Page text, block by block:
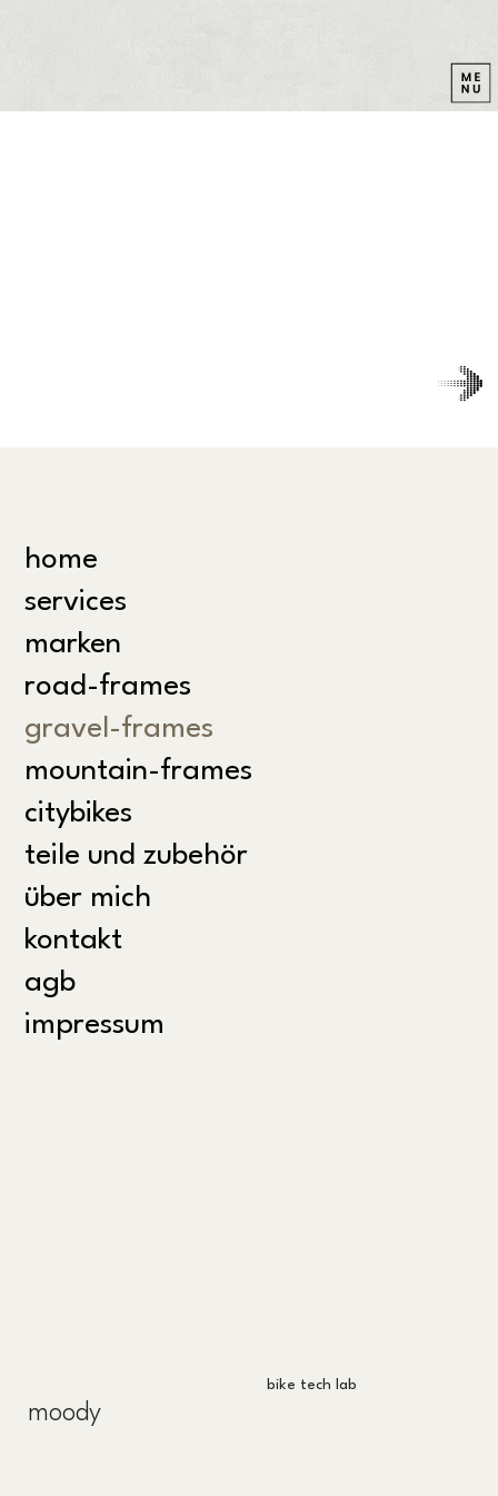
home
services
marken
road-frames
gravel-frames
mountain-frames
citybikes
teile und zubehör
über mich
kontakt
agb
impressum
moody
bike tech lab